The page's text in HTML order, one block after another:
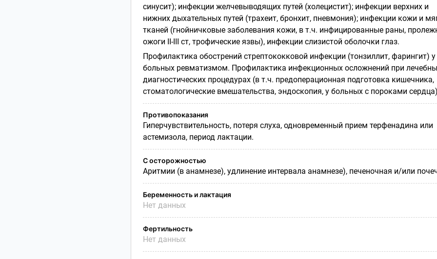
синусит); инфекции желчевыводящих путей (холецистит); инфекции верхних и
нижних дыхательных путей (трахеит, бронхит, пневмония); инфекции кожи и
тканей (гнойничковые заболевания кожи, в т.ч. инфицированные раны,
ожоги II-III ст, трофические язвы), инфекции слизистой оболочки глаз.
Профилактика обострений стрептококковой инфекции (тонзиллит, фарингит) у
больных ревматизмом. Профилактика инфекционных осложнений при
диагностических процедурах (в т.ч. предоперационная подготовка кишечника,
стоматологические вмешательства, эндоскопия, у больных с пороками
Противопоказания
Гиперчувствительность, потеря слуха, одновременный прием терфенадина или
астемизола, период лактации.
С осторожностью
Аритмии (в анамнезе), удлинение интервала анамнезе), печеночная и/или
Беременность и лактация
Нет данных
Фертильность
Нет данных